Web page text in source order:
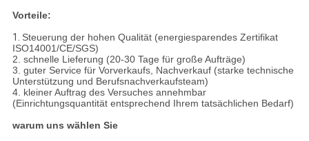
Vorteile:
1. Steuerung der hohen Qualität (energiesparendes Zertifikat
ISO14001/CE/SGS)
2. schnelle Lieferung (20-30 Tage für große Aufträge)
3. guter Service für Vorverkaufs, Nachverkauf (starke technische
Unterstützung und Berufsnachverkaufsteam)
4. kleiner Auftrag des Versuches annehmbar
(Einrichtungsquantität entsprechend Ihrem tatsächlichen Bedarf)
warum uns wählen Sie